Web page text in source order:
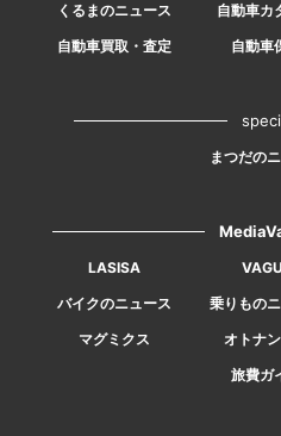
くるまのニュース 自動車カ
自動車買取・査定
自動車
まつだの
LASISA
バイクのニュース
乗りもの
マグミクス
オトナ
旅費ガ